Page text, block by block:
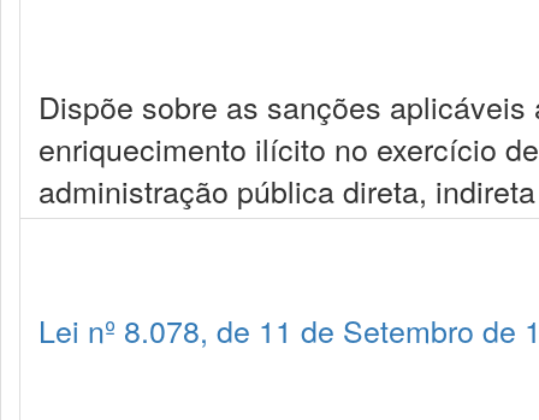
Dispõe sobre as sanções
enriquecimento ilícito no exercício
administração pública direta,
Lei nº 8.078, de 11 de Setembro de